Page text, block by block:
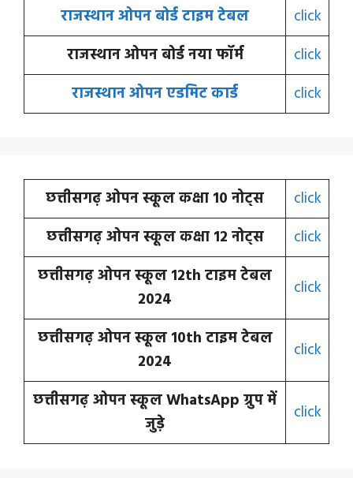
राजस्थान ओपन बोर्ड टाइम टेबल
click
राजस्थान ओपन बोर्ड नया फॉर्म
click
राजस्थान ओपन एडमिट कार्ड
click
छत्तीसगढ़ ओपन स्कूल कक्षा 10 नोट्स
click
छत्तीसगढ़ ओपन स्कूल कक्षा 12 नोट्स
click
छत्तीसगढ़ ओपन स्कूल 12th टाइम टेबल
2024
click
छत्तीसगढ़ ओपन स्कूल 10th टाइम टेबल
2024
click
छत्तीसगढ़ ओपन स्कूल WhatsApp ग्रुप में
जुड़े
click